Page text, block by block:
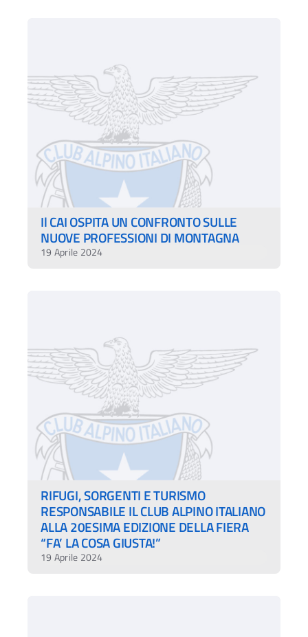
Il CAI OSPITA UN CONFRONTO SULLE
NUOVE PROFESSIONI DI MONTAGNA
19 Aprile 2024
RIFUGI, SORGENTI E TURISMO
RESPONSABILE IL CLUB ALPINO ITALIANO
ALLA 20ESIMA EDIZIONE DELLA FIERA
“FA’ LA COSA GIUSTA!”
19 Aprile 2024